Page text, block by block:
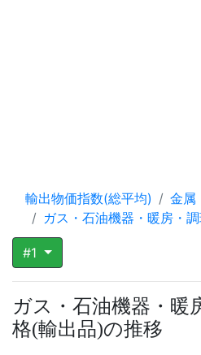
輸出物価指数(総平均) 金属
ガス・石油機器・暖房・
#1
ガス・石油機器・暖
格(輸出品)の推移